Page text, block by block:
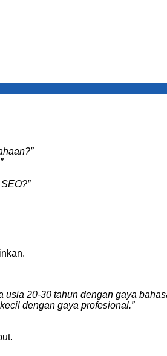
20-30 tahun dengan gaya
dengan gaya profesional.”